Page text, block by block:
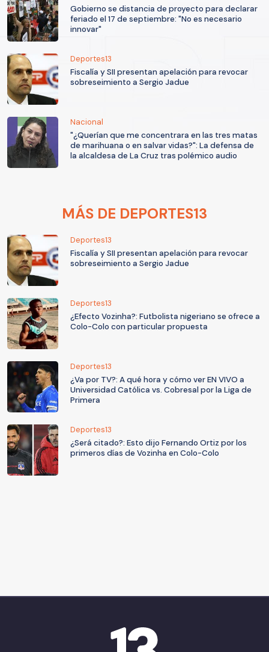
Gobierno se distancia de proyecto para declarar
feriado el 17 de septiembre: "No es necesario
innovar"
Deportes13
Fiscalía y SII presentan apelación para revocar
sobreseimiento a Sergio Jadue
Nacional
"¿Querían que me concentrara en las tres matas
de marihuana o en salvar vidas?": La defensa de
la alcaldesa de La Cruz tras polémico audio
MÁS DE DEPORTES13
Deportes13
Fiscalía y SII presentan apelación para revocar
sobreseimiento a Sergio Jadue
Deportes13
¿Efecto Vozinha?: Futbolista nigeriano se ofrece a
Colo-Colo con particular propuesta
Deportes13
¿Va por TV?: A qué hora y cómo ver EN VIVO a
Universidad Católica vs. Cobresal por la Liga de
Primera
Deportes13
¿Será citado?: Esto dijo Fernando Ortiz por los
primeros días de Vozinha en Colo-Colo